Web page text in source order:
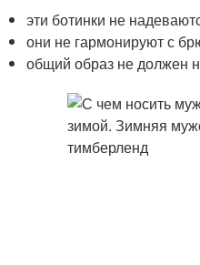
эти ботинки не
они не гармонируют с
общий образ не должен